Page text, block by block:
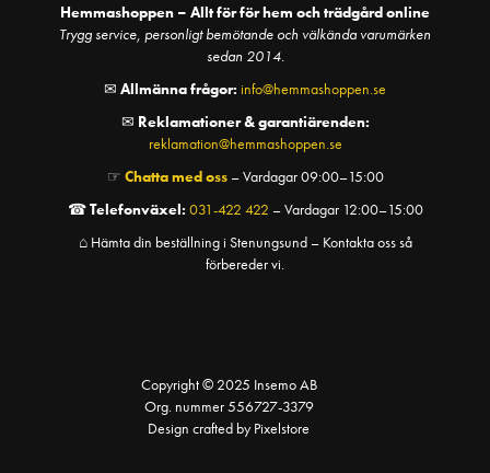
Hemmashoppen – Allt för för hem och trädgård online
Trygg service, personligt bemötande och välkända varumärken
sedan 2014.
✉ Allmänna frågor: info@hemmashoppen.se
✉ Reklamationer & garantiärenden:
reklamation@hemmashoppen.se
☞ Chatta med oss– Vardagar 09:00–15:00
☎Telefonväxel: 031-422 422 – Vardagar 12:00–15:00
⌂ Hämta din beställning i Stenungsund – Kontakta oss så
förbereder vi.
Copyright © 2025 Insemo AB
Org. nummer 556727-3379
Design crafted by Pixelstore